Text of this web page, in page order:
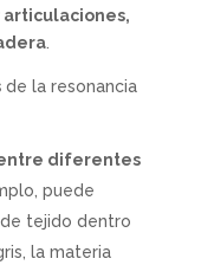
.
de la resonancia
diferentes
puede
tejido dentro
la materia